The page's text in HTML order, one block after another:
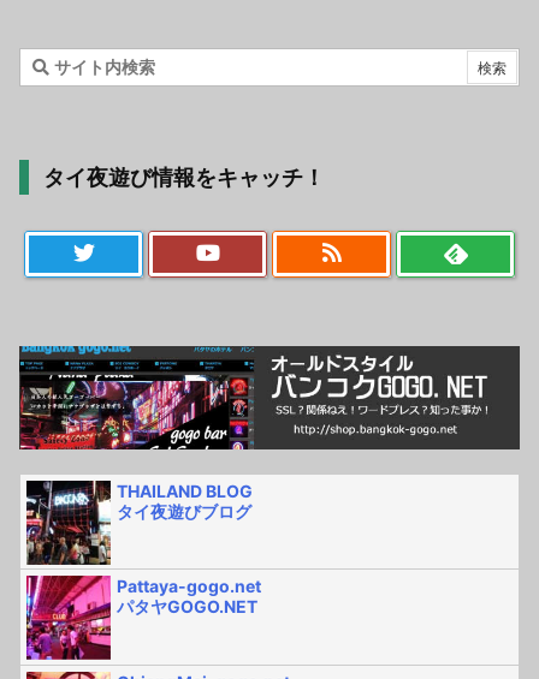
タイ夜遊び情報をキャッチ！
THAILAND BLOG
タイ夜遊びブログ
Pattaya-gogo.net
パタヤGOGO.NET